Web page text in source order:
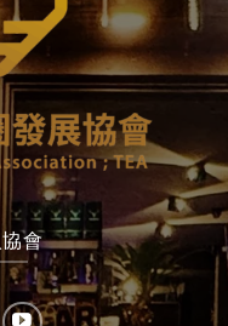
會